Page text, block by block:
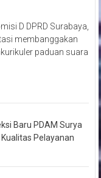
D DPRD Surabaya,
membanggakan
paduan suara
Baru PDAM Surya
Pelayanan